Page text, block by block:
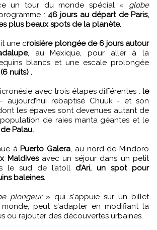
un tour du monde spécial « globe
: 46 jours au départ de Paris,
plus beaux spots de la planète.
une croisière plongée de 6 jours autour
, au Mexique, pour aller à la
blancs et une escale prolongée
nuits) .
avec trois étapes différentes : le
aujourd’hui rebaptisé Chuuk - et son
les épaves sont devenues autant de
de raies manta géantes et le
Palau.
àPuerto Galera, au nord de Mindoro
Maldivesavec un séjour dans un petit
le sud de l’atoll d’Ari, un spot pour
baleines.
plongeur» qui s'appuie sur un billet
peut s'adapter en modifiant la
ou rajouter des découvertes urbaines.